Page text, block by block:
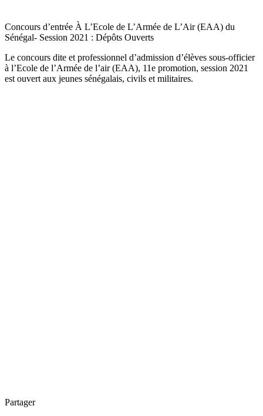
Concours d’entrée À L’Ecole de L’Armée de L’Air (EAA) du
Sénégal- Session 2021 : Dépôts Ouverts
Le concours dite et professionnel d’admission d’élèves sous-officier
à l’Ecole de l’Armée de l’air (EAA), 11e promotion, session 2021
est ouvert aux jeunes sénégalais, civils et militaires.
Partager